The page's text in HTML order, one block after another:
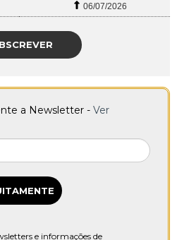
06/07/2026
a Newsletter - Ver
e informações de